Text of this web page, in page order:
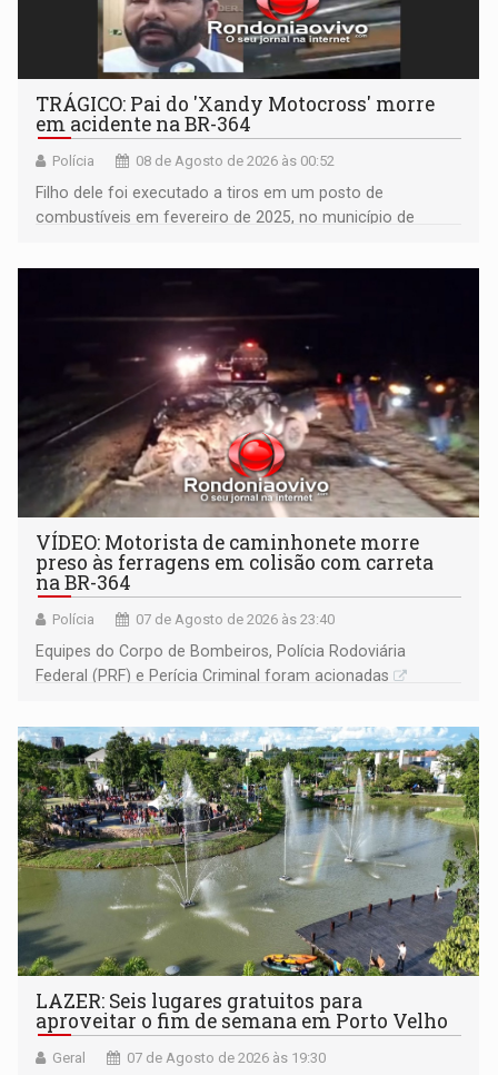
TRÁGICO: Pai do 'Xandy Motocross' morre
em acidente na BR-364
Polícia 08 de Agosto de 2026 às 00:52
Filho dele foi executado a tiros em um posto de
combustíveis em fevereiro de 2025, no município de
VÍDEO: Motorista de caminhonete morre
preso às ferragens em colisão com carreta
na BR-364
Polícia 07 de Agosto de 2026 às 23:40
Equipes do Corpo de Bombeiros, Polícia Rodoviária
Federal (PRF) e Perícia Criminal foram acionadas
LAZER: Seis lugares gratuitos para
aproveitar o fim de semana em Porto Velho
Geral 07 de Agosto de 2026 às 19:30